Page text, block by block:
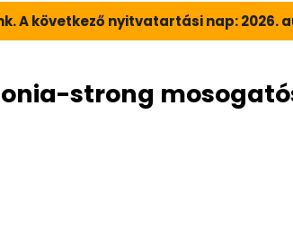
A következő nyitvatartási nap: 2026.
strong